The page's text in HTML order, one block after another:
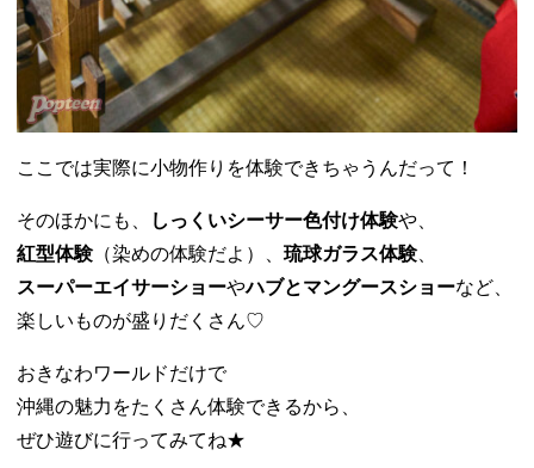
ここでは実際に小物作りを体験できちゃうんだって！
そのほかにも、 しっくいシーサー色付け体験や、
紅型体験（染めの体験だよ）、 琉球ガラス体験、
スーパーエイサーショーやハブとマングースショーなど、
楽しいものが盛りだくさん♡
おきなわワールドだけで
沖縄の魅力をたくさん体験できるから、
ぜひ遊びに行ってみてね★